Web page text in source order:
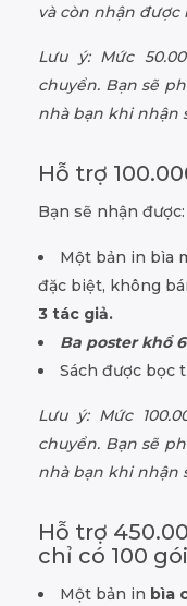
và còn nhận
Lưu ý: Mức
chuyển. Bạn sẽ
nhà bạn khi nhận
Hỗ trợ
Bạn sẽ nhận được:
Một bản in bìa
đặc biệt, không
3 tác giả.
Ba poster khổ
Sách được bọc
Lưu ý: Mức
chuyển. Bạn sẽ
nhà bạn khi nhận
Hỗ trợ
chỉ có 100
Một bản in bìa